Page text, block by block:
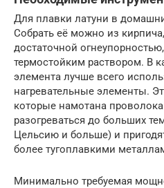
Для плавки латуни в
Собрать её можно из
достаточной
термостойким раствором. В
элемента лучше всего
нагревательные элементы.
которые намотана
разогреваться до больших
Цельсию и больше) и
более тугоплавкими
Минимально требуемая